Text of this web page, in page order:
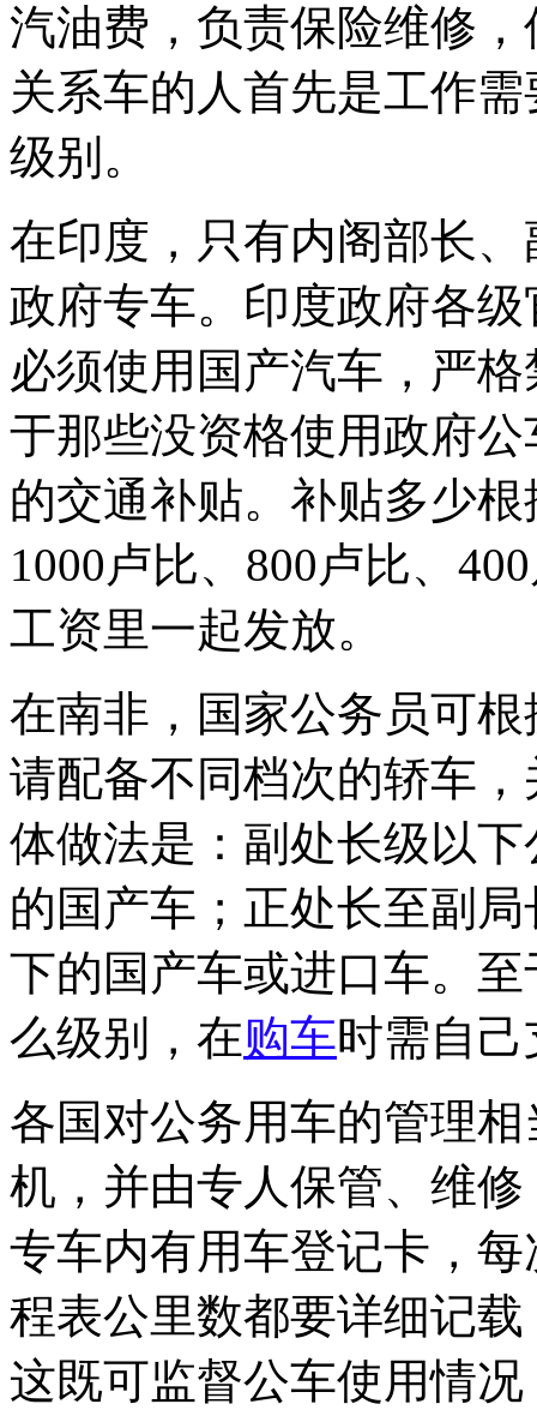
汽油费，负责保险维修
关系车的人首先是工作
级别。
在印度，只有内阁部长
政府专车。印度政府各
必须使用国产汽车，严
于那些没资格使用政府
的交通补贴。补贴多少
1000卢比、800卢比、
工资里一起发放。
在南非，国家公务员可
请配备不同档次的轿车
体做法是：副处长级以
的国产车；正处长至副
下的国产车或进口车。
么级别，在购车时需自
各国对公务用车的管理
机，并由专人保管、维
专车内有用车登记卡，
程表公里数都要详细记
这既可监督公车使用情